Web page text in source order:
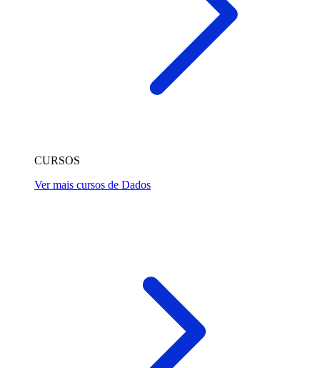
CURSOS
Ver mais cursos de Dados